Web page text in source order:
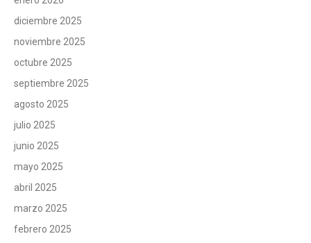
diciembre 2025
noviembre 2025
octubre 2025
septiembre 2025
agosto 2025
julio 2025
junio 2025
mayo 2025
abril 2025
marzo 2025
febrero 2025